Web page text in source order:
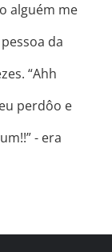
alguém me
da
“Ahh
perdôo e
- era